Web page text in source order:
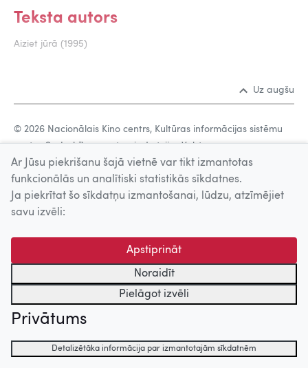
Teksta autors
Aiziet jūrā (1995)
Uz augšu
© 2026 Nacionālais Kino centrs, Kultūras informācijas sistēmu
centrs. Sadarbības partneris: Latvijas Valsts
kinofotofonodokumentu arhīvs.
Ar Jūsu piekrišanu šajā vietnē var tikt izmantotas
funkcionālās un analītiski statistikās sīkdatnes.
Ja piekrītat šo sīkdatņu izmantošanai, lūdzu, atzīmējiet
savu izvēli:
Apstiprināt
Noraidīt
Pielāgot izvēli
Privātums
Detalizētāka informācija par izmantotajām sīkdatnēm